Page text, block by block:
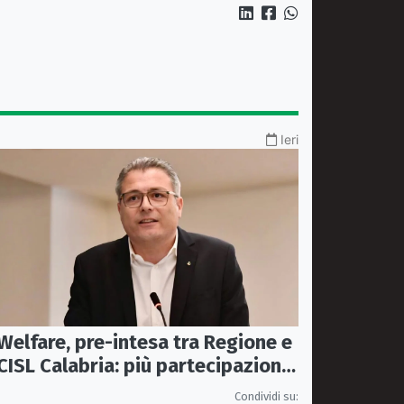
Ieri
pre-intesa tra Regione e
Calabria: più partecipazione
Condividi su: